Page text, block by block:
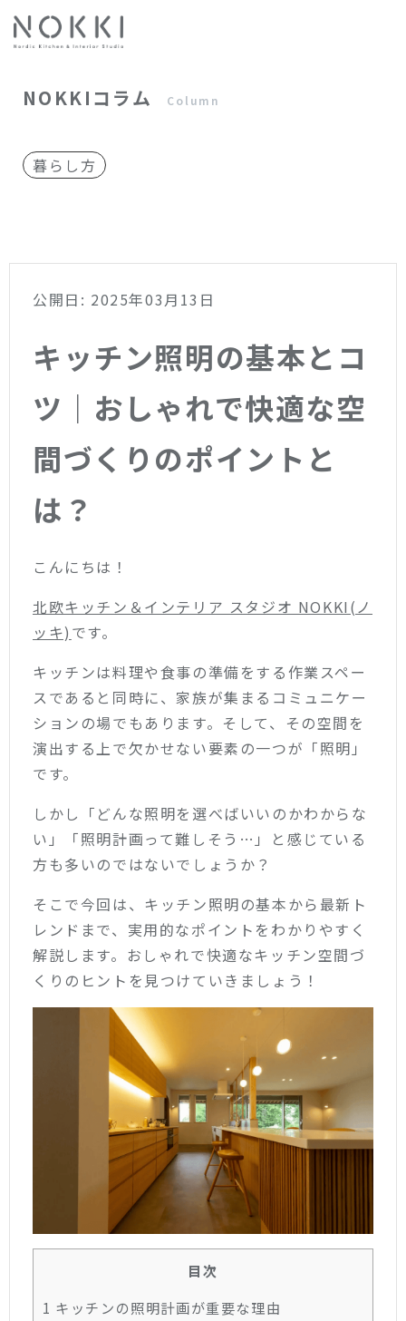
NOKKIコラム Column
暮らし方
公開日: 2025年03月13日
キッチン照明の基本とコ
ツ｜おしゃれで快適な空
間づくりのポイントと
は？
こんにちは！
北欧キッチン＆インテリア スタジオ NOKKI(ノ
ッキ) です。
キッチンは料理や食事の準備をする作業スペー
スであると同時に、家族が集まるコミュニケー
ションの場でもあります。そして、その空間を
演出する上で欠かせない要素の一つが「照明」
です。
しかし「どんな照明を選べばいいのかわからな
い」「照明計画って難しそう…」と感じている
方も多いのではないでしょうか？
そこで今回は、キッチン照明の基本から最新ト
レンドまで、実用的なポイントをわかりやすく
解説します。おしゃれで快適なキッチン空間づ
くりのヒントを見つけていきましょう！
目次
1 キッチンの照明計画が重要な理由